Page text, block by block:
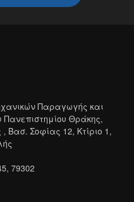
Παραγωγής και
Πανεπιστημίου Θράκης,
Βασ. Σοφίας 12, Κτίριο 1,
79302